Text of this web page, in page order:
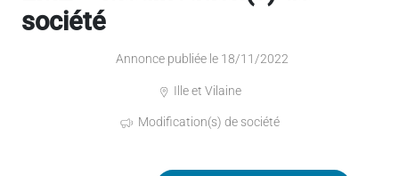
société
Annonce publiée le 18/11/2022
Ille et Vilaine
Modification(s) de société